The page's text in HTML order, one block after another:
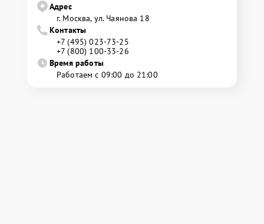
Адрес
г. Москва, ул. Чаянова 18
Контакты
+7 (495) 023-73-25
+7 (800) 100-33-26
Время работы
Работаем с 09:00 до 21:00